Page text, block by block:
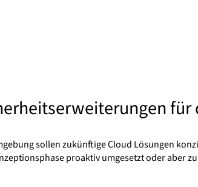
sollen zukünftige Cloud Lösungen
proaktiv umgesetzt oder aber